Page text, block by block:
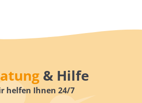
& Hilfe
helfen Ihnen 24/7